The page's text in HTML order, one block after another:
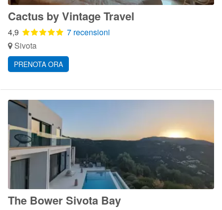
Cactus by Vintage Travel
4,9
7 recensioni
Sivota
PRENOTA ORA
The Bower Sivota Bay